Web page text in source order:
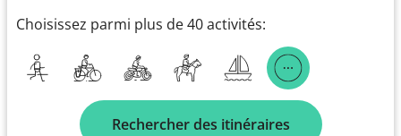
Choisissez parmi plus de 40 activités:
Rechercher des itinéraires